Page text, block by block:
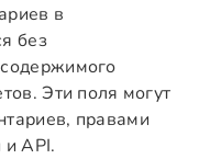
в
без
Эти поля могут
правами
API.